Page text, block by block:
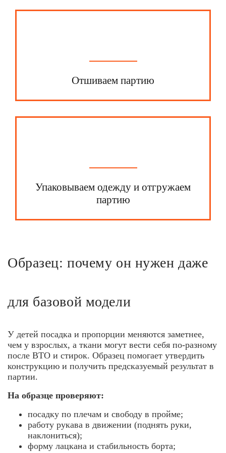
Отшиваем партию
Упаковываем одежду и отгружаем
партию
Образец: почему он нужен даже
для базовой модели
У детей посадка и пропорции меняются заметнее,
чем у взрослых, а ткани могут вести себя по-разному
после ВТО и стирок. Образец помогает утвердить
конструкцию и получить предсказуемый результат в
партии.
На образце проверяют:
посадку по плечам и свободу в пройме;
работу рукава в движении (поднять руки,
наклониться);
форму лацкана и стабильность борта;